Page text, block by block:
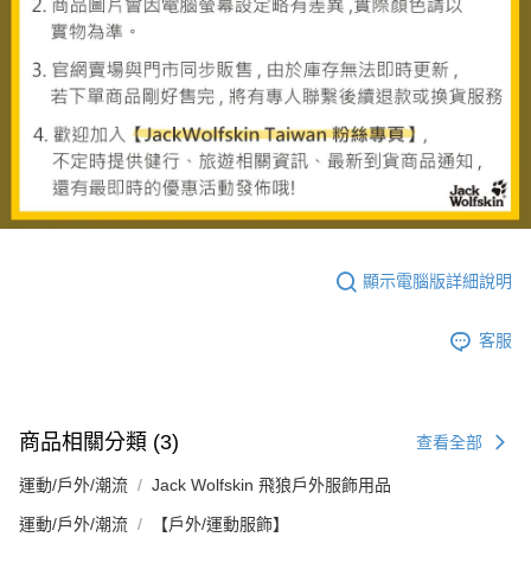
顯示電腦版詳細說明
客服
商品相關分類 (3) 查看全部
運動/戶外/潮流 Jack Wolfskin 飛狼戶外服飾用品
運動/戶外/潮流 【戶外/運動服飾】